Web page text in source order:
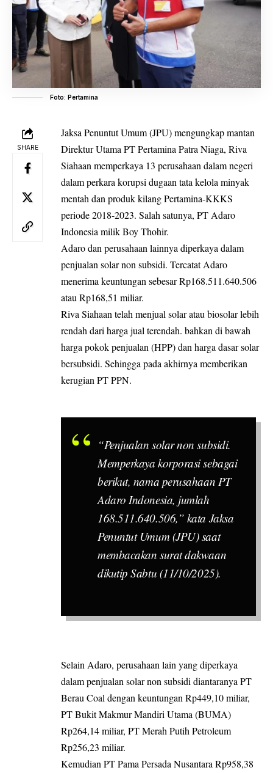
Foto: Pertamina
SHARE
Jaksa Penuntut Umum (JPU) mengungkap mantan
Direktur Utama PT Pertamina Patra Niaga, Riva
Siahaan memperkaya 13 perusahaan dalam negeri
dalam perkara korupsi dugaan tata kelola minyak
mentah dan produk kilang Pertamina-KKKS
periode 2018-2023. Salah satunya, PT Adaro
Indonesia milik Boy Thohir.
Adaro dan perusahaan lainnya diperkaya dalam
penjualan solar non subsidi. Tercatat Adaro
menerima keuntungan sebesar Rp168.511.640.506
atau Rp168,51 miliar.
Riva Siahaan telah menjual solar atau biosolar lebih
rendah dari harga jual terendah. bahkan di bawah
harga pokok penjualan (HPP) dan harga dasar solar
bersubsidi. Sehingga pada akhirnya memberikan
kerugian PT PPN.
“Penjualan solar non subsidi.
Memperkaya korporasi sebagai
berikut, nama perusahaan PT
Adaro Indonesia, jumlah
168.511.640.506,” kata Jaksa
Penuntut Umum (JPU) saat
membacakan surat dakwaan
dikutip Sabtu (11/10/2025).
Selain Adaro, perusahaan lain yang diperkaya
dalam penjualan solar non subsidi diantaranya PT
Berau Coal dengan keuntungan Rp449,10 miliar,
PT Bukit Makmur Mandiri Utama (BUMA)
Rp264,14 miliar, PT Merah Putih Petroleum
Rp256,23 miliar.
Kemudian PT Pama Persada Nusantara Rp958,38